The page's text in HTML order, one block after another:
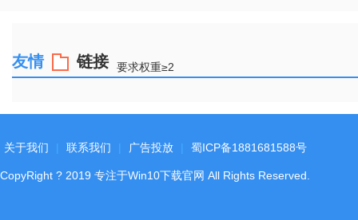
友情 链接 要求权重≥2
关于我们 联系我们 广告投放 蜀ICP备1881681588号
CopyRight ? 2019 专注于Win10下载官网 All Rights Reserved.